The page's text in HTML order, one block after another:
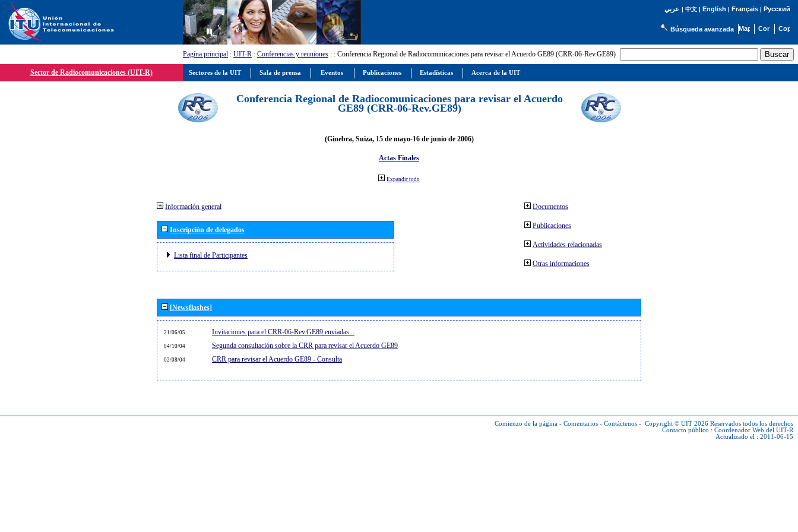
عربي | 中文| English | Français| Русский
Búsqueda avanzada
Pagína principal : UIT-R : Conferencias y reuniones : : Conferencia Regional de Radiocomunicaciones para revisar el Acuerdo GE89 (CRR-06-Rev.GE89)
Sector de Radiocomunicaciones (UIT-R)
Conferencia Regional de Radiocomunicaciones para revisar el Acuerdo
GE89 (CRR-06-Rev.GE89)
(Ginebra, Suiza, 15 de mayo-16 de junio de 2006)
Actas Finales
Expandir todo
Información general
Inscripción de delegados
Lista final de Participantes
Documentos
Publicaciones
Actividades relacionadas
Otras informaciones
[Newsflashes]
21/06/05 Invitaciones para el CRR-06-Rev.GE89 enviadas...
04/10/04 Segunda consultación sobre la CRR para revisar el Acuerdo GE89
02/08/04 CRR para revisar el Acuerdo GE89 - Consulta
Comienzo de la página - Comentarios - Contáctenos - Copyright © UIT 2026 Reservados todos los derechos
Contacto público : Coordenador Web del UIT-R
Actualizado el : 2011-06-15
Sectores de la UIT Sala de prensa Eventos Publicaciones Estadísticas Acerca de la UIT